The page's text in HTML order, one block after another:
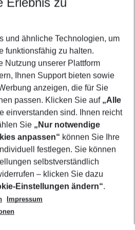
5-8 Nächte
Kinder
anzeigen
und ähnliche Technologien, um
funktionsfähig zu halten.
Nutzung unserer Plattform
Ihnen Support bieten sowie
anzeigen, die für Sie
passen. Klicken Sie auf „Alle
einverstanden sind. Ihnen reicht
Sie „Nur notwendige
anpassen“ können Sie Ihre
festlegen. Sie können
selbstverständlich
– klicken Sie dazu
Einstellungen ändern“.
Impressum